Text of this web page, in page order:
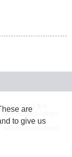
JASRAC許諾番号：
9024936001Y45037
JASRAC許諾番号：
are
to give us